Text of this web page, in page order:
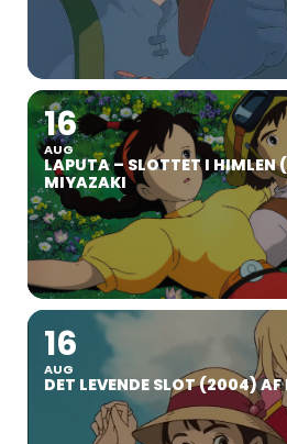
16
AUG
LAPUTA – SLOTTET I HIMLEN
MIYAZAKI
16
AUG
DET LEVENDE SLOT (2004)